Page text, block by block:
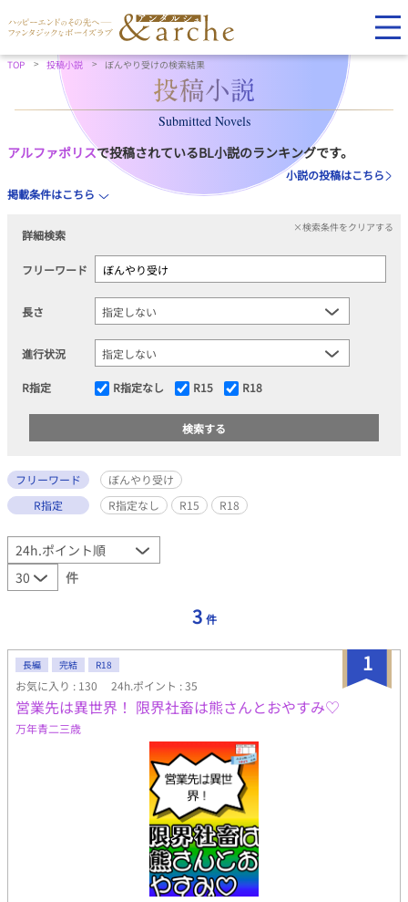
TOP 投稿小説 ぼんやり受けの検索結果
Submitted Novels
アルファポリスで投稿されているBL小説のランキングです。
小説の投稿はこちら
掲載条件はこちら
詳細検索
×検索条件をクリアする
フリーワード
長さ
進行状況
R指定 R指定なし R15 R18
フリーワード
ぼんやり受け
R指定
R指定なし R15 R18
件
3 件
1
長編 完結 R18
お気に入り : 130 24h.ポイント : 35
営業先は異世界！ 限界社畜は熊さんとおやすみ♡
万年青二三歳